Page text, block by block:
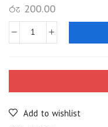
රු 200.00
Add to wishlist